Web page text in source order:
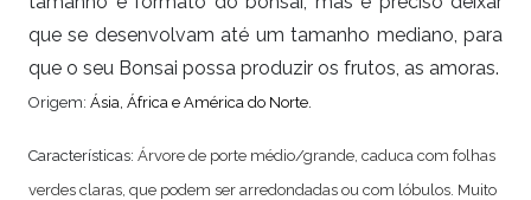
que se desenvolvam até um tamanho mediano, para
que o seu Bonsai possa produzir os frutos, as amoras.
Origem: Ásia, África e América do Norte.
Características: Árvore de porte médio/grande, caduca com folhas
verdes claras, que podem ser arredondadas ou com lóbulos. Muito